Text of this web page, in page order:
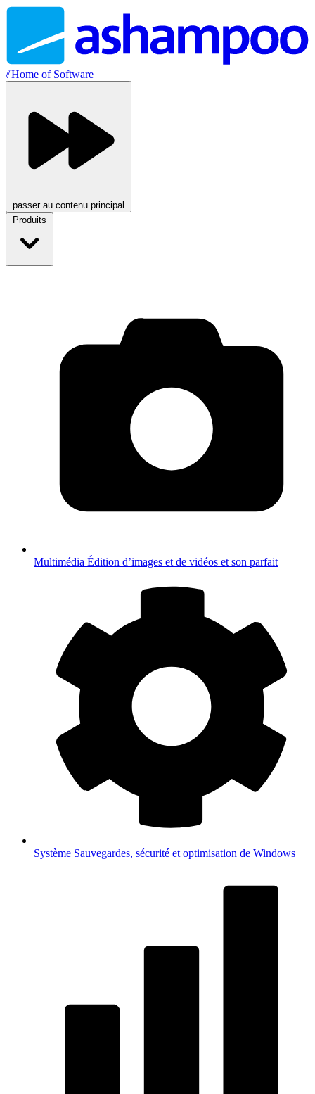
//Home of Software
passer au contenu principal
Produits
Multimédia Édition d’images et de vidéos et son parfait
Système Sauvegardes, sécurité et optimisation de Windows